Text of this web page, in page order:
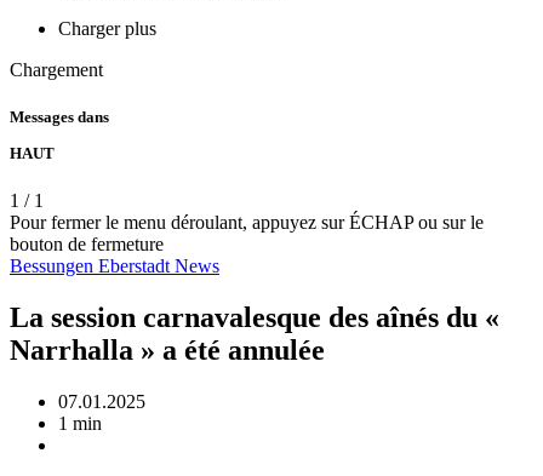
Charger plus
Chargement
Messages dans
HAUT
1 / 1
Pour fermer le menu déroulant, appuyez sur ÉCHAP ou sur le
bouton de fermeture
Bessungen Eberstadt News
La session carnavalesque des aînés du «
Narrhalla » a été annulée
07.01.2025
1 min